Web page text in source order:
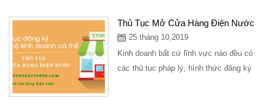
Thủ Tục Mở Cửa Hàng Điện Nước
25 tháng 10,2019
Kinh doanh bất cứ lĩnh vực nào đều có
các thủ tục pháp lý, hình thức đăng ký